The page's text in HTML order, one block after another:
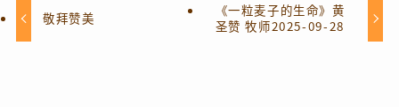
敬拜赞美
《一粒麦子的生命》黄
圣赞 牧师2025-09-28